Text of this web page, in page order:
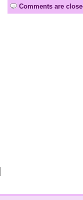
Comments are